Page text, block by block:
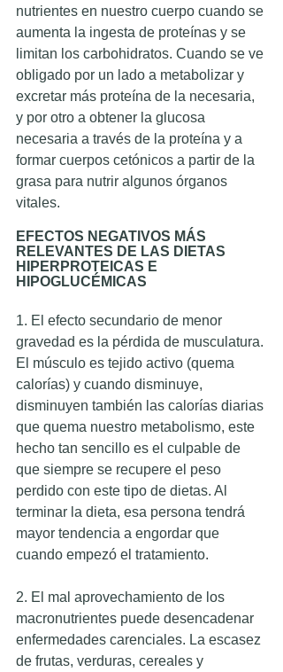
nutrientes en nuestro cuerpo cuando se
aumenta la ingesta de proteínas y se
limitan los carbohidratos. Cuando se ve
obligado por un lado a metabolizar y
excretar más proteína de la necesaria,
y por otro a obtener la glucosa
necesaria a través de la proteína y a
formar cuerpos cetónicos a partir de la
grasa para nutrir algunos órganos
vitales.
EFECTOS NEGATIVOS MÁS
RELEVANTES DE LAS DIETAS
HIPERPROTEICAS E
HIPOGLUCÉMICAS
1. El efecto secundario de menor
gravedad es la pérdida de musculatura.
El músculo es tejido activo (quema
calorías) y cuando disminuye,
disminuyen también las calorías diarias
que quema nuestro metabolismo, este
hecho tan sencillo es el culpable de
que siempre se recupere el peso
perdido con este tipo de dietas. Al
terminar la dieta, esa persona tendrá
mayor tendencia a engordar que
cuando empezó el tratamiento.
2. El mal aprovechamiento de los
macronutrientes puede desencadenar
enfermedades carenciales. La escasez
de frutas, verduras, cereales y